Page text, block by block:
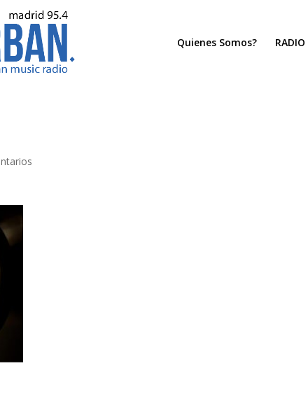
Quienes Somos?